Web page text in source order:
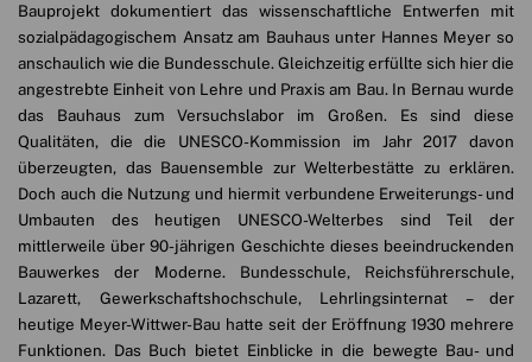
Bauprojekt dokumentiert das wissenschaftliche Entwerfen mit
sozialpädagogischem Ansatz am Bauhaus unter Hannes Meyer so
anschaulich wie die Bundesschule. Gleichzeitig erfüllte sich hier die
angestrebte Einheit von Lehre und Praxis am Bau. In Bernau wurde
das Bauhaus zum Versuchslabor im Großen. Es sind diese
Qualitäten, die die UNESCO-Kommission im Jahr 2017 davon
überzeugten, das Bauensemble zur Welterbestätte zu erklären.
Doch auch die Nutzung und hiermit verbundene Erweiterungs- und
Umbauten des heutigen UNESCO-Welterbes sind Teil der
mittlerweile über 90-jährigen Geschichte dieses beeindruckenden
Bauwerkes der Moderne. Bundesschule, Reichsführerschule,
Lazarett, Gewerkschaftshochschule, Lehrlingsinternat – der
heutige Meyer-Wittwer-Bau hatte seit der Eröffnung 1930 mehrere
Funktionen. Das Buch bietet Einblicke in die bewegte Bau- und